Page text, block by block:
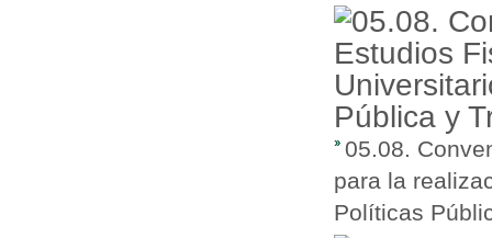
05.08.
para la
Políticas